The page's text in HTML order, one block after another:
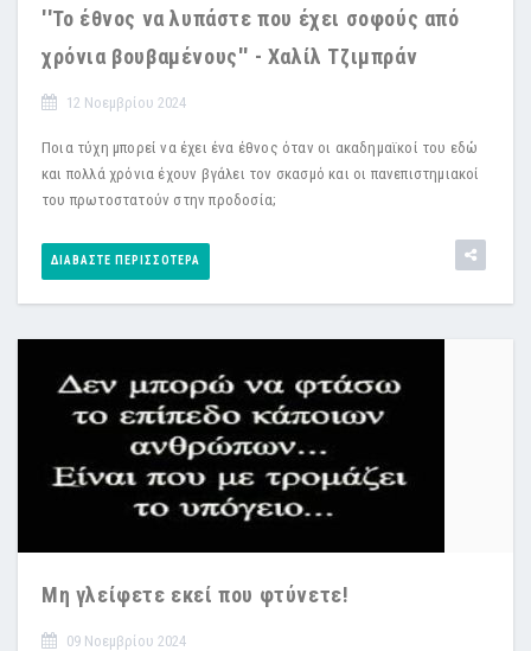
''Το έθνος να λυπάστε που έχει σοφούς από
χρόνια βουβαμένους'' - Χαλίλ Τζιμπράν
12 Νοεμβρίου 2024
Ποια τύχη μπορεί να έχει ένα έθνος όταν οι ακαδημαϊκοί του εδώ
και πολλά χρόνια έχουν βγάλει τον σκασμό και οι πανεπιστημιακοί
του πρωτοστατούν στην προδοσία;
ΔΙΑΒΆΣΤΕ ΠΕΡΙΣΣΌΤΕΡΑ
Μη γλείφετε εκεί που φτύνετε!
09 Νοεμβρίου 2024